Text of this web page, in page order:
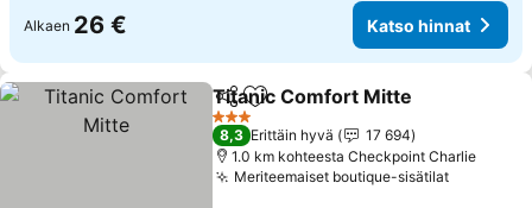
Alkaen 26 € Katso hinnat
Jaa Lisää suosikkeihin
Titanic Comfort Mitte
3 Tähtiluokitus
8,3 Erittäin hyvä
17 694
1.0 km kohteesta Checkpoint Charlie
Meriteemaiset boutique-sisätilat